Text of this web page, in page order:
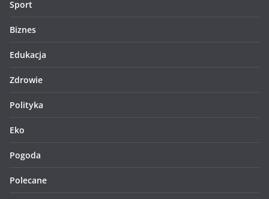
Sport
Biznes
Edukacja
Zdrowie
Polityka
Eko
Pogoda
Polecane